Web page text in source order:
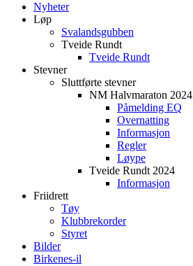
Nyheter
Løp
Svalandsgubben
Tveide Rundt
Tveide Rundt
Stevner
Sluttførte stevner
NM Halvmaraton 2024
Påmelding EQ
Overnatting
Informasjon
Regler
Løype
Tveide Rundt 2024
Informasjon
Friidrett
Tøy
Klubbrekorder
Styret
Bilder
Birkenes-il